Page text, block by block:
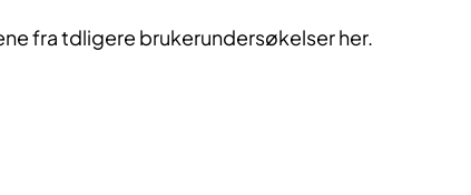
fra tdligere brukerundersøkelser her.